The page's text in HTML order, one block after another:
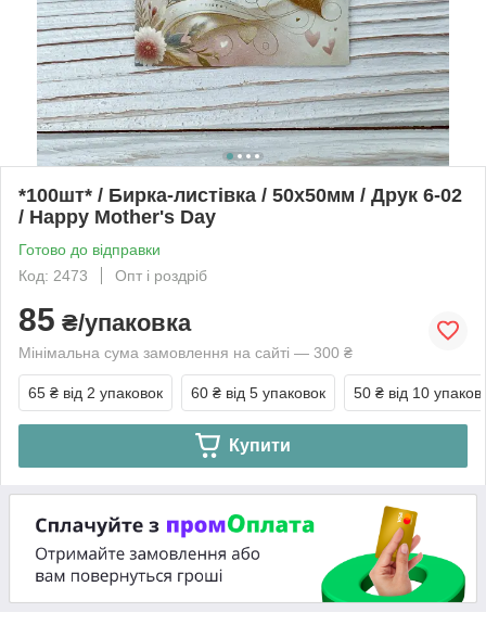
*100шт* / Бирка-листівка / 50х50мм / Друк 6-02
/ Happy Mother's Day
Готово до відправки
Код: 2473
Опт і роздріб
85 ₴/упаковка
Мінімальна сума замовлення на сайті — 300 ₴
65 ₴ від 2 упаковок 60 ₴ від 5 упаковок 50 ₴ від 10
Купити